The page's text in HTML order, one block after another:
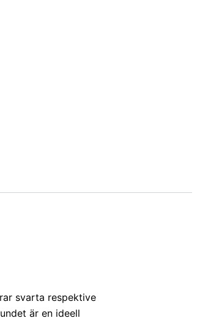
svarta respektive
är en ideell